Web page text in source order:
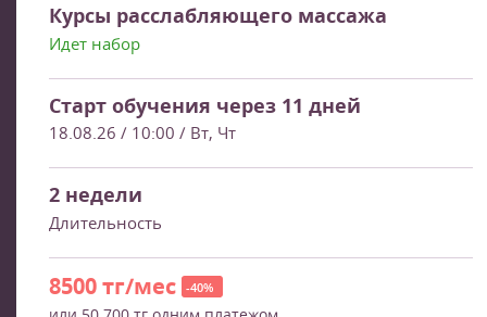
Курсы расслабляющего массажа
Идет набор
Старт обучения через 11 дней
18.08.26 / 10:00 / Вт, Чт
2 недели
Длительность
8500 тг/мес -40%